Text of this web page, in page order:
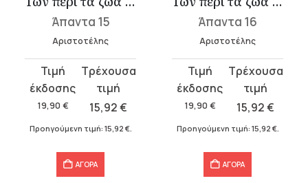
Άπαντα 15
Αριστοτέλης
19,90 €
Original
price
was:
19,90 €.
15,92€
τρέχουσα
τιμή
Προηγούμενη τιμή: 15,92 €.
ΑΓΟΡΑ
Άπαντα 16
Αριστοτέλης
19,90 €
Original
price
was:
19,90 €.
15,92€
τρέχουσα
τιμή
Προηγούμενη τιμή: 15,92 €.
ΑΓΟΡΑ